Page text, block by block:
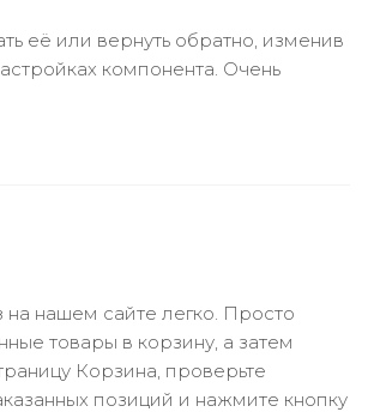
её или вернуть обратно, изменив
компонента. Очень
на нашем сайте легко. Просто
товары в корзину, а затем
Корзина, проверьте
позиций и нажмите кнопку